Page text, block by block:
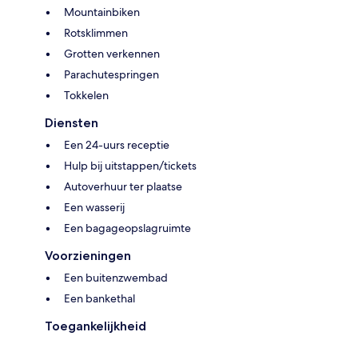
Mountainbiken
Rotsklimmen
Grotten verkennen
Parachutespringen
Tokkelen
Diensten
Een 24-uurs receptie
Hulp bij uitstappen/tickets
Autoverhuur ter plaatse
Een wasserij
Een bagageopslagruimte
Voorzieningen
Een buitenzwembad
Een bankethal
Toegankelijkheid